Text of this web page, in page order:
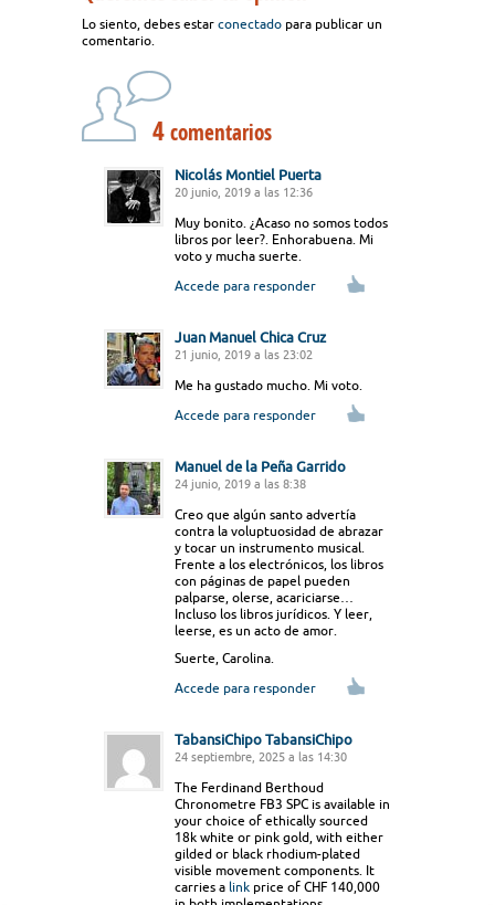
Lo siento, debes estar conectado para publicar un
comentario.
4comentarios
Nicolás Montiel Puerta
20 junio, 2019 a las 12:36
Muy bonito. ¿Acaso no somos todos
libros por leer?. Enhorabuena. Mi
voto y mucha suerte.
Accede para responder
Juan Manuel Chica Cruz
21 junio, 2019 a las 23:02
Me ha gustado mucho. Mi voto.
Accede para responder
Manuel de la Peña Garrido
24 junio, 2019 a las 8:38
Creo que algún santo advertía
contra la voluptuosidad de abrazar
y tocar un instrumento musical.
Frente a los electrónicos, los libros
con páginas de papel pueden
palparse, olerse, acariciarse…
Incluso los libros jurídicos. Y leer,
leerse, es un acto de amor.
Suerte, Carolina.
Accede para responder
TabansiChipo TabansiChipo
24 septiembre, 2025 a las 14:30
The Ferdinand Berthoud
Chronometre FB3 SPC is available in
your choice of ethically sourced
18k white or pink gold, with either
gilded or black rhodium-plated
visible movement components. It
carries a link price of CHF 140,000